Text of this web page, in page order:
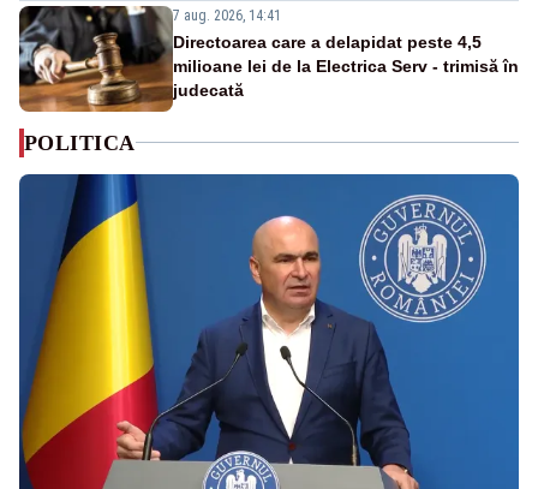
7 aug. 2026, 14:41
Directoarea care a delapidat peste 4,5
milioane lei de la Electrica Serv - trimisă în
judecată
POLITICA